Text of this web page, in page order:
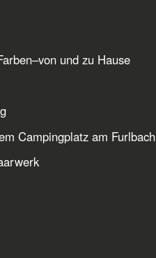
und zu Hause
Campingplatz am Furlbach